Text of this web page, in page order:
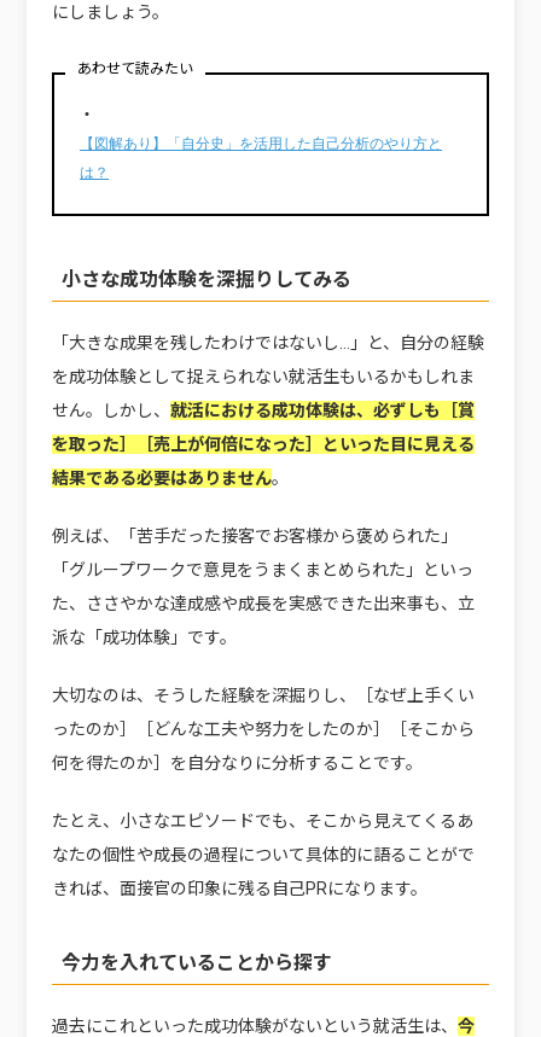
にしましょう。
あわせて読みたい
・
【図解あり】「自分史」を活用した自己分析のやり方と
は？
小さな成功体験を深掘りしてみる
「大きな成果を残したわけではないし…」と、自分の経験
を成功体験として捉えられない就活生もいるかもしれま
せん。しかし、 就活における成功体験は、必ずしも［賞
を取った］［売上が何倍になった］といった目に見える
結果である必要はありません。
例えば、「苦手だった接客でお客様から褒められた」
「グループワークで意見をうまくまとめられた」といっ
た、ささやかな達成感や成長を実感できた出来事も、立
派な「成功体験」です。
大切なのは、そうした経験を深掘りし、［なぜ上手くい
ったのか］［どんな工夫や努力をしたのか］［そこから
何を得たのか］を自分なりに分析することです。
たとえ、小さなエピソードでも、そこから見えてくるあ
なたの個性や成長の過程について具体的に語ることがで
きれば、面接官の印象に残る自己PRになります。
今力を入れていることから探す
過去にこれといった成功体験がないという就活生は、 今